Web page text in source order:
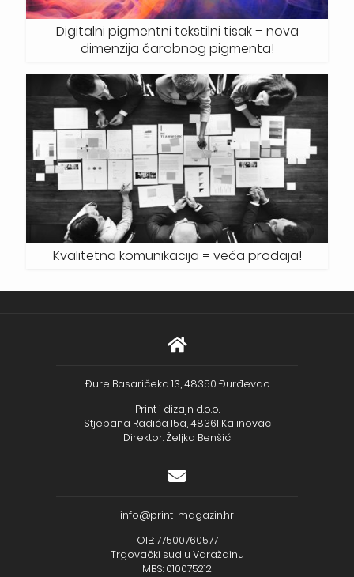
Digitalni pigmentni tekstilni tisak – nova
dimenzija čarobnog pigmenta!
Kvalitetna komunikacija = veća prodaja!
Đure Basaričeka 13, 48350 Đurđevac
Print i dizajn d.o.o.
Stjepana Radića 15a, 48361 Kalinovac
Direktor: Željka Benšić
info@print-magazin.hr
OIB: 77500760577
Trgovački sud u Varaždinu
MBS: 010075212